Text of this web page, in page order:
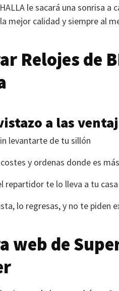
le sacará una sonrisa a
mejor calidad y siempre al
Relojes de
a las
levantarte de tu sillón
y ordenas donde es
repartidor te lo lleva a tu casa
lo regresas, y no te piden
web de